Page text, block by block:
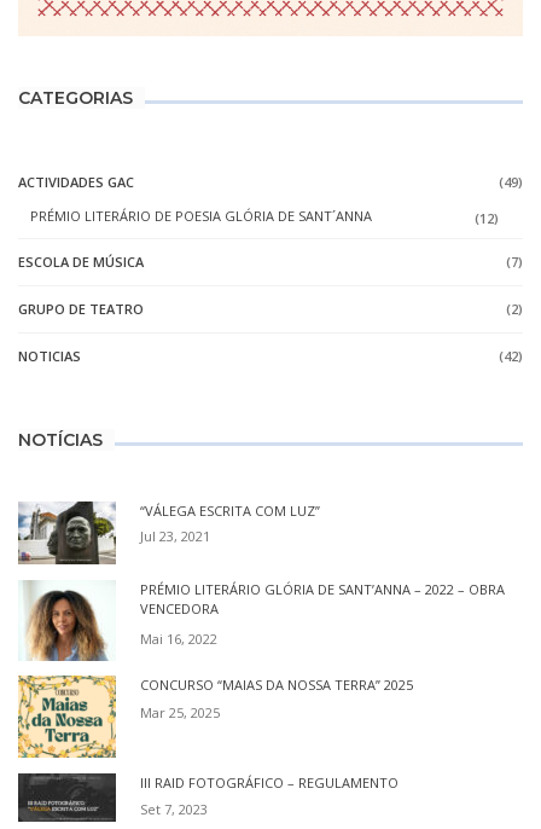
CATEGORIAS
ACTIVIDADES GAC
(49)
PRÉMIO LITERÁRIO DE POESIA GLÓRIA DE SANT´ANNA
(12)
ESCOLA DE MÚSICA (7)
GRUPO DE TEATRO (2)
NOTICIAS (42)
NOTÍCIAS
“VÁLEGA ESCRITA COM LUZ”
Jul 23, 2021
PRÉMIO LITERÁRIO GLÓRIA DE SANT’ANNA – 2022 – OBRA
VENCEDORA
Mai 16, 2022
CONCURSO “MAIAS DA NOSSA TERRA” 2025
Mar 25, 2025
III RAID FOTOGRÁFICO – REGULAMENTO
Set 7, 2023